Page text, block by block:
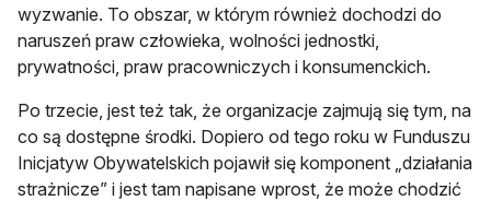
wyzwanie. To obszar, w którym również dochodzi do
naruszeń praw człowieka, wolności jednostki,
prywatności, praw pracowniczych i konsumenckich.
Po trzecie, jest też tak, że organizacje zajmują się tym, na
co są dostępne środki. Dopiero od tego roku w Funduszu
Inicjatyw Obywatelskich pojawił się komponent „działania
strażnicze” i jest tam napisane wprost, że może chodzić